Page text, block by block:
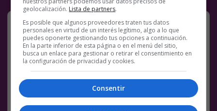
Tortazos de tortuga, el vídeo
importante del día
turtle slappic.twitter.com/Yhi0C3qg0E
— Nature is Amazing
(@AMAZlNGNATURE)
geolocalización. Lista de partners.
Es posible que algunos proveedores traten tus datos
personales en virtud de un interés legítimo, algo a lo que
puedes oponerte gestionando tus opciones a continuación.
En la parte inferior de esta página o en el menú del sitio,
busca un enlace para gestionar o retirar el consentimiento en
la configuración de privacidad y cookies.
Consentir